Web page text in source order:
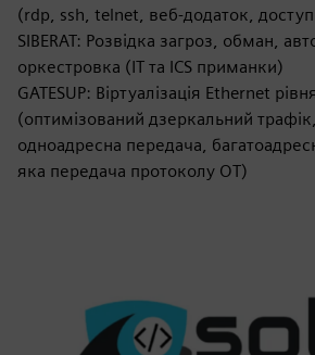
(rdp, ssh, telnet, веб-додаток,
SIBERAT: Розвідка загроз, обман,
оркестровка (ІТ та ICS приманки)
GATESUP: Віртуалізація Ethernet
(оптимізований дзеркальний
одноадресна передача,
яка передача протоколу OT)